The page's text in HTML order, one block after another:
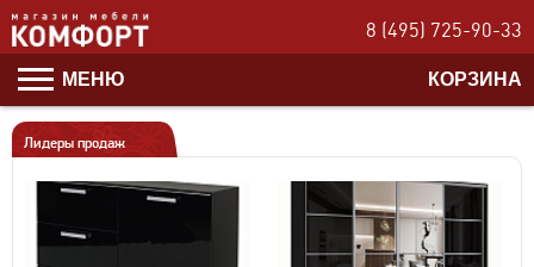
8 (495) 725-90-33
МЕНЮ КОРЗИНА
Лидеры продаж